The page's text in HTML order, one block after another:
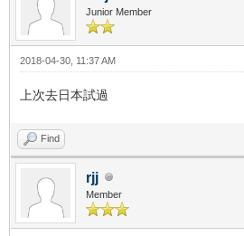
Junior Member
2018-04-30, 11:37 AM
上次去日本試過
Find
rjj
Member